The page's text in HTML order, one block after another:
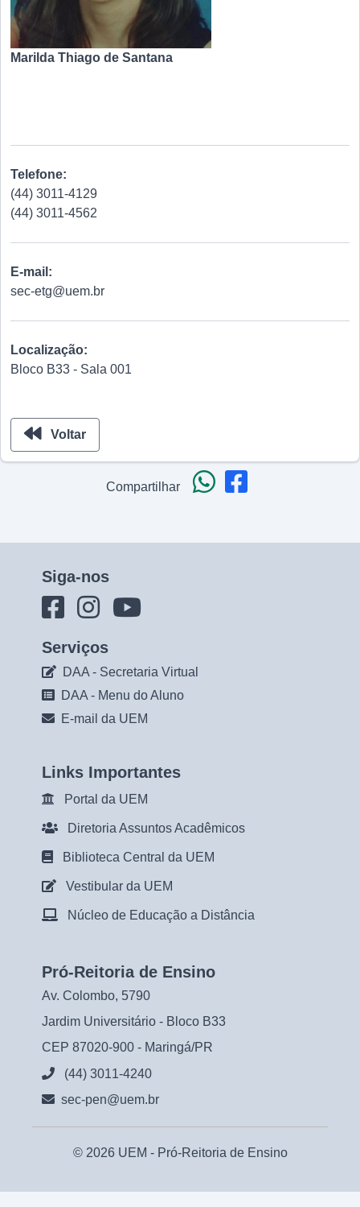
Marilda Thiago de Santana
Telefone:
(44) 3011-4129
(44) 3011-4562
E-mail:
sec-etg@uem.br
Localização:
Bloco B33 - Sala 001
Voltar
Compartilhar
Siga-nos
Serviços
DAA - Secretaria Virtual
DAA - Menu do Aluno
E-mail da UEM
Links Importantes
Portal da UEM
Diretoria Assuntos Acadêmicos
Biblioteca Central da UEM
Vestibular da UEM
Núcleo de Educação a Distância
Pró-Reitoria de Ensino
Av. Colombo, 5790
Jardim Universitário - Bloco B33
CEP 87020-900 - Maringá/PR
(44) 3011-4240
sec-pen@uem.br
© 2026 UEM - Pró-Reitoria de Ensino